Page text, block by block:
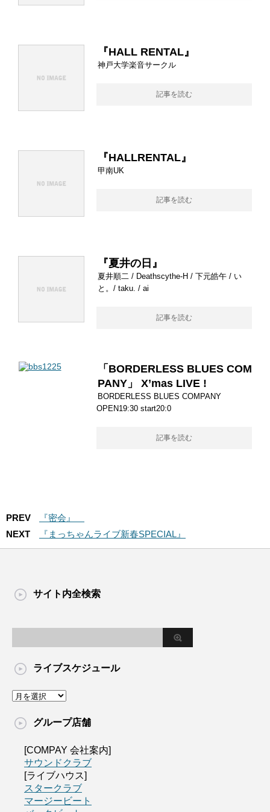
『HALL RENTAL』
神戸大学楽音サークル
記事を読む
『HALLRENTAL』
甲南UK
記事を読む
『夏井の日』
夏井順二 / Deathscythe‐H / 下元皓午 / い
と。/ taku. / ai
記事を読む
「BORDERLESS BLUES COM
PANY」 X’mas LIVE !
BORDERLESS BLUES COMPANY
OPEN19:30 start20:0
記事を読む
PREV
『密会』
NEXT
『まっちゃんライブ新春SPECIAL』
サイト内全検索
ライブスケジュール
グループ店舗
[COMPAY 会社案内]
サウンドクラブ
[ライブハウス]
スタークラブ
マージービート